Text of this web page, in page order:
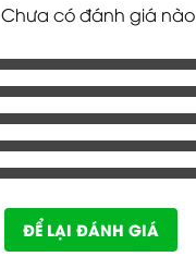
Chưa có đánh giá nào
ĐỂ LẠI ĐÁNH GIÁ